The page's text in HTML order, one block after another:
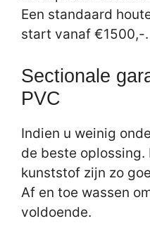
Een standaard
start vanaf €1500,-.
Sectionale
PVC
Indien u weinig
de beste
kunststof zijn zo
Af en toe wassen
voldoende.